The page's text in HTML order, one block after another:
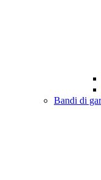
Bandi di